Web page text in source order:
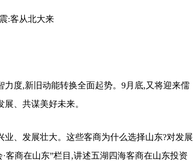
:客从北大来
度,新旧动能转换全面起势。9月底,又将迎来儒
、共谋美好未来。
、发展壮大。这些客商为什么选择山东?对发展
客商在山东”栏目,讲述五湖四海客商在山东投资